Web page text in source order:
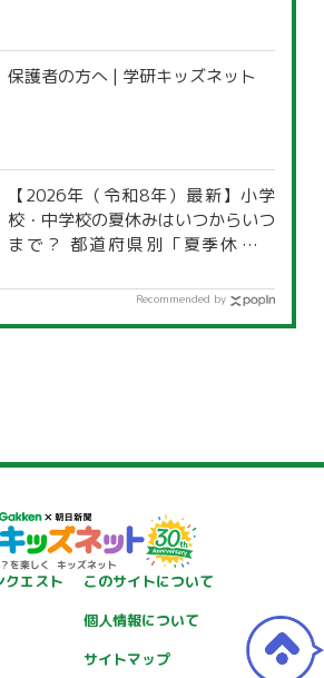
保護者の方へ | 学研キッズネット
【2026年（令和8年）最新】小学
校・中学校の夏休みはいつからいつ
まで？ 都道府県別「夏季休暇一
Recommended by
クエスト
このサイトについて
個人情報について
サイトマップ